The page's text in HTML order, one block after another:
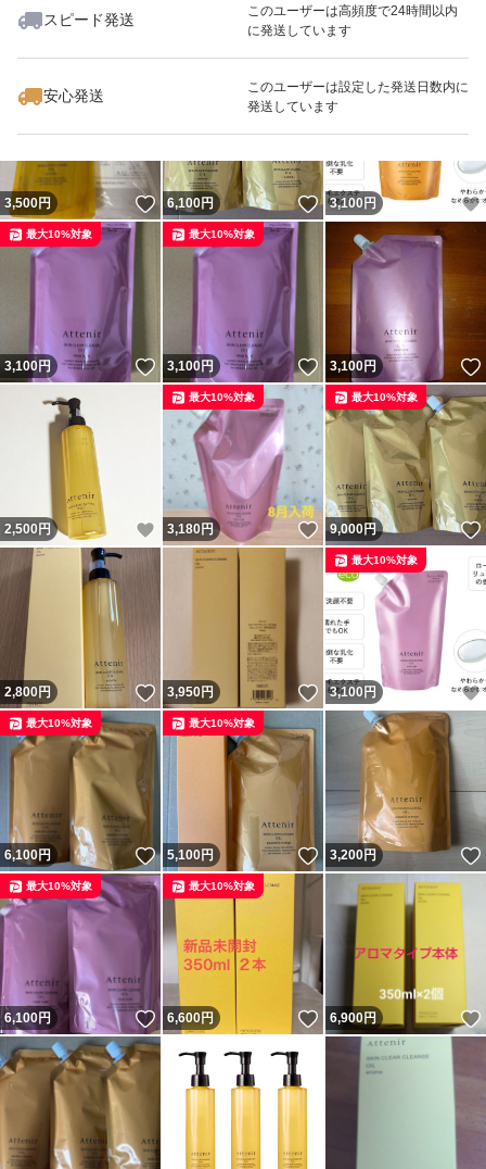
スピード発送
このユーザーは高頻度で24時間以内
に発送しています
安心発送
このユーザーは設定した発送日数内に
発送しています
いいね！
3,100
3,500円 いいね！
6,100円 いいね！
3,100 円
3,100円 いいね！
最大10%対象
3,100円 いいね！
最大10%対象
3,100円
2,500 円 いいね！
3,180円 いいね！
最大10%対象
9,000円
最大10%対象
2,800円 いいね！
3,950円 いいね！
3,100 円
最大10%対象
6,100円 いいね！
最大10%対象
5,100円 いいね！
最大10%対象
3,200円
6,100円 いいね！
最大10%対象
6,600円 いいね！
最大10%対象
6,900円